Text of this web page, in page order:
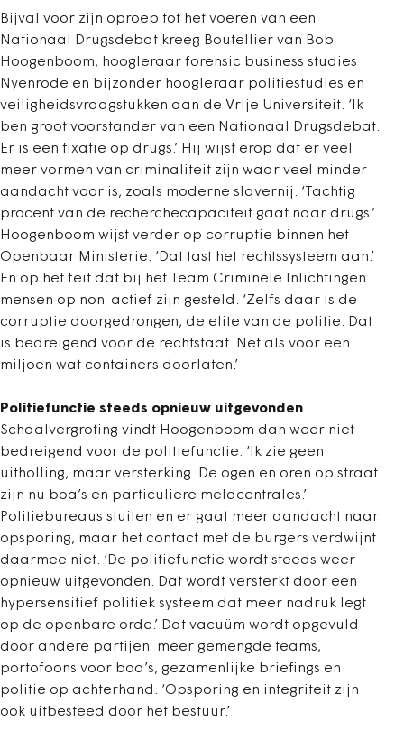
Bijval voor zijn oproep tot het voeren van een
Nationaal Drugsdebat kreeg Boutellier van Bob
Hoogenboom, hoogleraar forensic business studies
Nyenrode en bijzonder hoogleraar politiestudies en
veiligheidsvraagstukken aan de Vrije Universiteit. ‘Ik
ben groot voorstander van een Nationaal Drugsdebat.
Er is een fixatie op drugs.’ Hij wijst erop dat er veel
meer vormen van criminaliteit zijn waar veel minder
aandacht voor is, zoals moderne slavernij. ‘Tachtig
procent van de recherchecapaciteit gaat naar drugs.’
Hoogenboom wijst verder op corruptie binnen het
Openbaar Ministerie. ‘Dat tast het rechtssysteem aan.’
En op het feit dat bij het Team Criminele Inlichtingen
mensen op non-actief zijn gesteld. ‘Zelfs daar is de
corruptie doorgedrongen, de elite van de politie. Dat
is bedreigend voor de rechtstaat. Net als voor een
miljoen wat containers doorlaten.’
Politiefunctie steeds opnieuw uitgevonden
Schaalvergroting vindt Hoogenboom dan weer niet
bedreigend voor de politiefunctie. ‘Ik zie geen
uitholling, maar versterking. De ogen en oren op straat
zijn nu boa’s en particuliere meldcentrales.’
Politiebureaus sluiten en er gaat meer aandacht naar
opsporing, maar het contact met de burgers verdwijnt
daarmee niet. ‘De politiefunctie wordt steeds weer
opnieuw uitgevonden. Dat wordt versterkt door een
hypersensitief politiek systeem dat meer nadruk legt
op de openbare orde.’ Dat vacuüm wordt opgevuld
door andere partijen: meer gemengde teams,
portofoons voor boa’s, gezamenlijke briefings en
politie op achterhand. ‘Opsporing en integriteit zijn
ook uitbesteed door het bestuur.’